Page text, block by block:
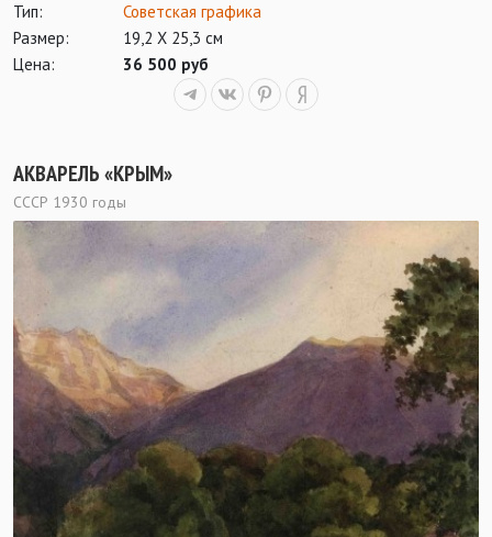
Тип:
Советская графика
Размер:
19,2 Х 25,3 см
Цена:
36 500 руб
АКВАРЕЛЬ «КРЫМ»
СССР 1930 годы